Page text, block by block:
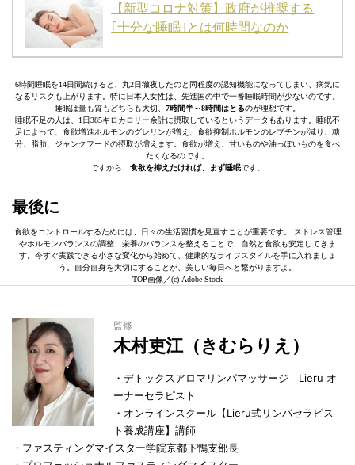
【新型コロナ対策】政府が推奨する
｢十分な睡眠｣とは何時間なのか
6時間睡眠を14日間続けると、丸2日徹夜したのと同程度の認知機能になってしまい、病気に
なるリスクも上がります。特に日本人女性は、先進国の中で一番睡眠時間が少ないのです。
睡眠は量も質もどちらも大切、 7時間半～8時間はとるのが理想です。
睡眠不足の人は、1日385キロカロリー余計に摂取しているというデータもあります。睡眠不
足によって、食欲増進ホルモンのグレリンが増え、食欲抑制ホルモンのレプチンが減り、糖
分、脂肪、ジャンクフードの摂取が増えます。食欲が増え、甘いものや油っぽいものを食べ
たくなるのです。
ですから、 食欲を抑えたければ、まず睡眠です。
最後に
食欲をコントロールするためには、日々の生活習慣を見直すことが重要です。 ストレス管理
やホルモンバランスの調整、栄養のバランスを整えることで、自然と食欲も安定してきま
す。今すぐ実践できる小さな変化から始めて、健康的なライフスタイルを手に入れましょ
う。自分自身を大切にすることが、美しい毎日へと繋がりますよ。
TOP画像／(c) Adobe Stock
監修
木村吏江（きむらりえ）
・デトックスアロマリンパマッサージ Lieru オ
ーナーセラピスト
・オンラインスクール【Lieru式リンパセラピス
ト養成講座】講師
・ファスティングマイスター学院京都下鴨支部長